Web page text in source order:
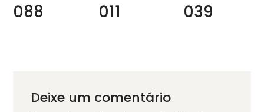
088 011 039
Deixe um comentário